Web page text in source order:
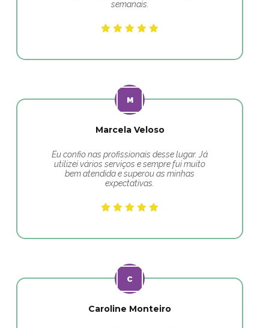
semanais.
Marcela Veloso
Eu confio nas profissionais desse lugar. Já
utilizei vários serviços e sempre fui muito
bem atendida e superou as minhas
expectativas.
Caroline Monteiro